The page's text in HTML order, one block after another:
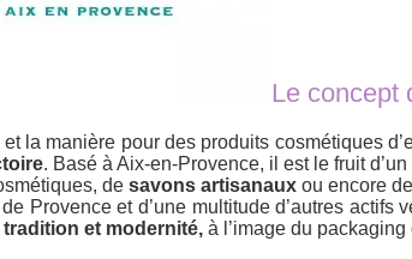
Le concept
et la manière pour des produits cosmétiques
. Basé à Aix-en-Provence, il est le fruit
de savons artisanaux ou encore de
de Provence et d’une multitude d’autres
tradition et modernité, à l’image du